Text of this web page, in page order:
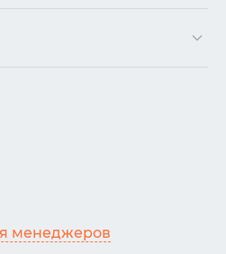
менеджеров